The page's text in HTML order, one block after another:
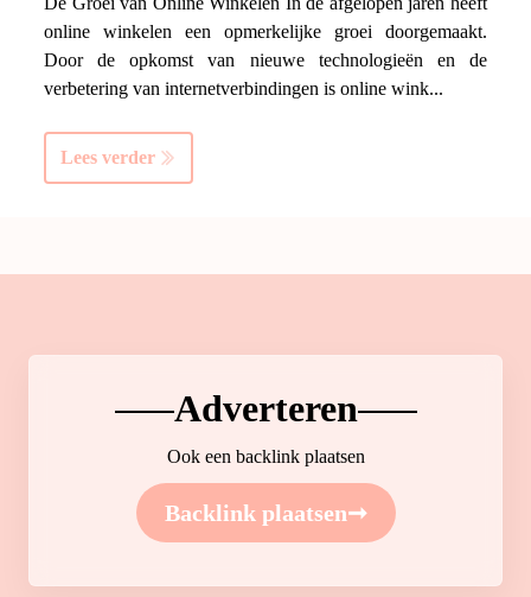
online winkelen een opmerkelijke groei doorgemaakt.
Door de opkomst van nieuwe technologieën en de
verbetering van internetverbindingen is online wink...
Lees verder
Adverteren
Ook een backlink plaatsen
Backlink plaatsen➞